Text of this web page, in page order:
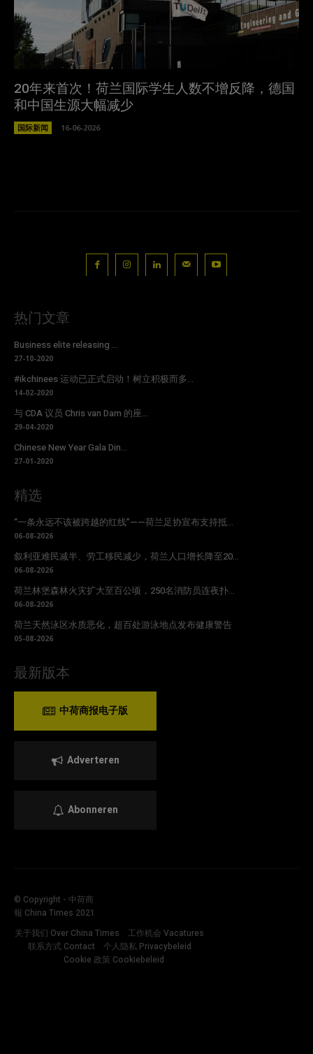
20年来首次！荷兰国际学生人数不增反降，德国
和中国生源大幅减少
国际新闻 16-06-2026
热门文章
Business elite releasing ...
27-10-2020
#ikchinees 运动已正式启动！树立积极而多...
14-02-2020
与 CDA 议员 Chris van Dam 的座...
29-04-2020
Chinese New Year Gala Din...
27-01-2020
精选
“一条永远不该被跨越的红线”——荷兰足协宣布支持抵...
06-08-2026
叙利亚难民减半、劳工移民减少，荷兰人口增长降至20...
06-08-2026
荷兰林堡森林火灾扩大至百公顷，250名消防员连夜扑...
06-08-2026
荷兰天然泳区水质恶化，超百处游泳地点发布健康警告
05-08-2026
最新版本
中荷商报电子版
Adverteren
Abonneren
© Copyright - 中荷商
報 China Times 2021
关于我们 Over China Times
工作机会 Vacatures
联系方式 Contact
个人隐私 Privacybeleid
Cookie 政策 Cookiebeleid